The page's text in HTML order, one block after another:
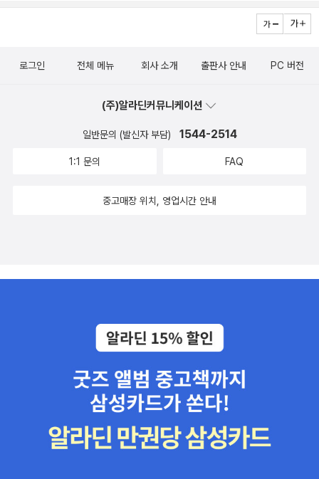
다. 여기에서 저자가 꼽은 작품은 세상에서 흔히 말하는 대표작과는
는 데 의의가 있다. 독자는 이렇게 저자가 뽑은 작품들을 일별함으로
것이다. 책을 집필하며 저자 최열은 놀라운 경험을 몇 차례 해야만 했
원고를 모두 넘겨 편집이 한창이던 때 어떻게 알았는지 이중섭에 관
한 새로운 자료와 기록들이 전해져 왔다. 그동안 몰랐던 사실을 밝힌
산에 머물 때 가까이 지낸 화가 문우식의 딸인 문소연은 이중섭에 관
과 관련한 귀중한 사진 자료의 존재를 알려 왔다.(본문 383쪽, 398
뿐 실체는 발견되지 않았던, 이중섭의 그림으로 표지화를 삼은 구상
의 책은 인쇄 직전 저자의 눈에 띄어 부랴부랴 편집을 손보기도 했다.
생애의 불분명한 부분을 바로 잡을 수 있었고, 좀더 풍성한 당시의 자
료를 책에 포함시킬 수 있게 되었다. 이 책의 각주와 미주는 특히 눈여
겨볼 만하다. 본문의 출처에 해당하는 내용은 책 뒤에 미주로 배치하
되, 본문의 이해를 돕는 주석은 본문의 하단에 배치함으로써 주석의
소음이다>에서 보여준 저자의 필력과, 클래식과 팝을 넘나들며 음악
의 놀라운 역량이 집약된 책이다. 일단 읽어본 MD가 좋다고 하니 믿
그 중 하나가 '뉴요커'다. 요즘 클래식을 들어볼까 '명연주 명음반' 다
절할 것 같아서 그냥 계속 귀 트이라고 틀어만 놓는다. 이 책은 클래식
과 팝을 넘나든다는 점이 좋아보인다. 표지가 이미지로는 좀 촌스러
주는 책들 몇가지 뽑아보면, 산 책들과 비싸서 아직 안 샀지만 사고 싶
모르의 책이고 존 버거 서문 정도라 왜 존버거 공저냐며 현지 출판사
에 이메일 보내 편집자 메일 받았던 기억도 나고, 을유문화사 앙리 카
가 전기 시리즈 열심히 읽던 때.. 열화당의 낸 골딘 사진집보니 이 사
진집들도 꽤 많이 사 모았었는데 싶다. 수잔 손탁 '사진에 관하여'는
두 말하면 잔소리. 윤미네 집도 오랜만, 김영갑.을 아직 모르신다면,
얼른 사세요. 만오천원짜리 티켓 받겠다고 9만원짜리 '보그 더 가
학자 앙투안 콩파뇽이 쓴 몽테뉴 철학 입문서다. 라디오에서 진행한
코너를 책으로 옮겼다고. 그런데 현지반응이 꽤 좋았던 모양이다. 한
국에서도 먹힐지는 의문이지만. <가끔은 남자도 울고싶다>는 울고싶
리하자 고트프리트 휘머가 쓴 남성의 심리 '치유'서라고. 그 외
와 <생명의 지배영역>이 나왔다. 이 책은 로널드 드워킨의 책의 번역
을 다시 다듬은 것. 아카넷에서는 칸트의 <실용적 관점에서의 인간학
트의 경우 이 번역본을 예전에 본 것도 같은데 착각인지 싶다. <트라
다. 아 내 뇌도 좀 쉬고싶다. 이덕일도 은근히 역사서의 강준
민사관의 감춰진 맨얼굴>을 같이 볼 수 있으면 더 좋고. <워터게이
트: 모두가 대통령의 사람들>은 미국 닉슨 대통령을사임하게 했던 워
터게이트 사건에 대한 책이다. 솔직히 나도 처음부터 끝까지 자세히
는 모르는 사건이라 이 참에 한번 읽어보려고 한다. 제일 읽히고 싶은
사람은 따로 있기는 하지만. 작가로 활동중인 일본 저자가
쓴 <자금성 이야기>다. 정말 이야기로만 읽어두자. <논쟁으로 본 조
위한 생활경제 매뉴얼. 지난 15년 동안 저자가 사석에서 나눴던 ‘개인
기 위한 실전 팁도 함께 담겨 있다.' 이어서 인문저술가 박홍순. '글쓰
다'고만 소개되는데, 강연은 어떤지 모르겠지만 글쓰기에 있어서는
절정을 구가하고 있다. 지난해와 올해 초에 서양철학사와 서양미술사
네 권의 책을 더 얹었다. 이런 페이스라면 올해 안으로 한 권이 더 나
2014). 저자가 주로 미술사에서 영감을 얻는다는 점을 확인하게 해
다. 끝으로 저명한 환경운동가와는 동명이인인 미술사학자 최열. '이
중섭에 관한 거의 모든 것'을 자부하는 대작 <이중섭 평전>(돌베개,
2014)이 출간됐다. 932쪽 분량. '불분명한 것들 투성이인 우리 미술
사 연구의 한복판에서 다른 무엇이 아닌 문헌과 기록 그리고 남아 있
는 작품만을 바탕으로 그 실체를 밝히는 데 주력하는 대표적인 연구
자인 저자는 언젠가 이중섭에 관한 기록을 완성하겠노라는 마음으로
오랜 세월 동안 그에 관한 자료를 모으고, 섭렵했고, 흩어진 퍼즐을 짜
로그인 전체 메뉴 회사 소개 출판사 안내 PC 버전
(주)알라딘커뮤니케이션
일반문의 (발신자 부담) 1544-2514
1:1 문의 FAQ
중고매장 위치, 영업시간 안내